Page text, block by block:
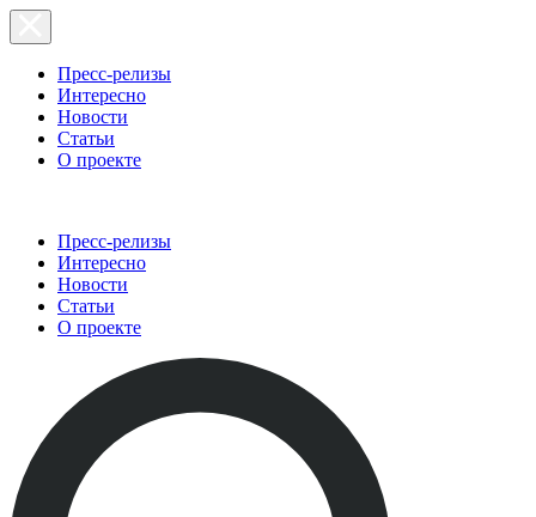
Пресс-релизы
Интересно
Новости
Статьи
О проекте
Пресс-релизы
Интересно
Новости
Статьи
О проекте